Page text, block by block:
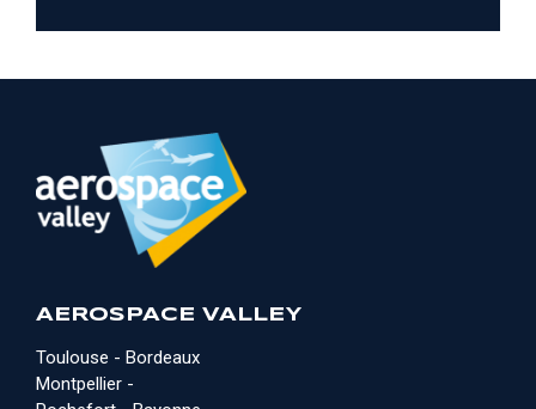
AEROSPACE VALLEY
Toulouse - Bordeaux
Montpellier -